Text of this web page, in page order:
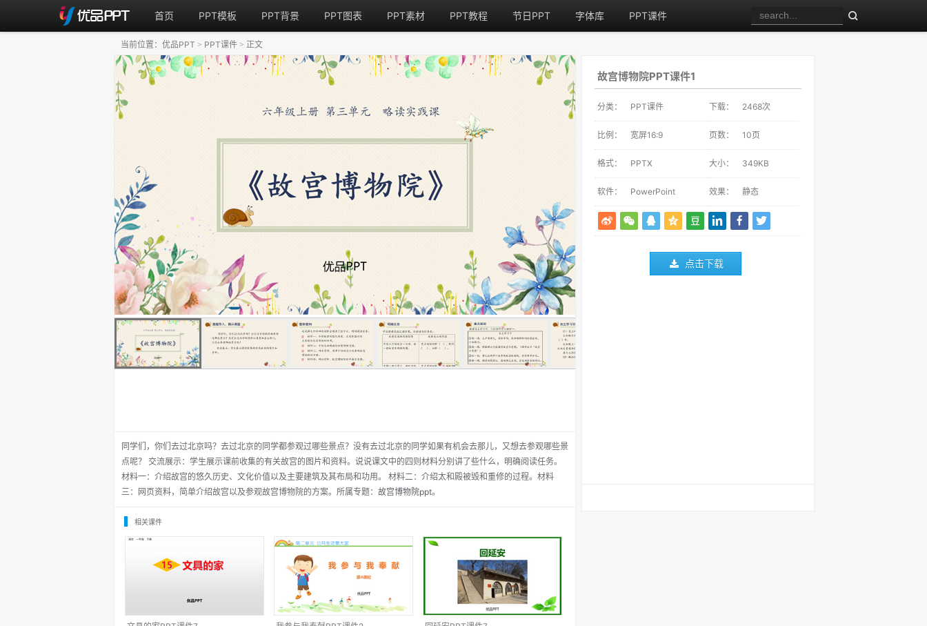
首页 PPT模板 PPT背景 PPT图表 PPT素材 PPT教程 节日PPT 字体库 PPT课件
故宫博物院PPT课件1
分类： PPT课件 下载： 2468次
比例： 宽屏16:9 页数： 10页
格式： PPTX 大小： 349KB
软件： PowerPoint 效果： 静态
点击下载
同学们，你们去过北京吗？去过北京的同学都参观过哪些景点？没有去过北京的同学如果有机会去那儿，又想去参观哪些景
点呢？ 交流展示：学生展示课前收集的有关故宫的图片和资料。说说课文中的四则材料分别讲了些什么，明确阅读任务。
材料一：介绍故宫的悠久历史、文化价值以及主要建筑及其布局和功用。 材料二：介绍太和殿被毁和重修的过程。材料
三：网页资料，简单介绍故宫以及参观故宫博物院的方案。所属专题： 故宫博物院ppt。
当前位置： 优品PPT > PPT课件 > 正文
相关课件